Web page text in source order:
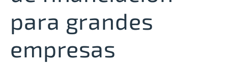
para grandes
empresas